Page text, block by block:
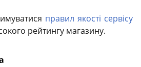
правил якості сервісу
рейтингу магазину.